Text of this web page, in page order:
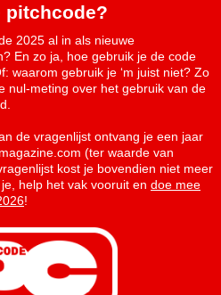
pitchcode?
2025 al in als nieuwe
En zo ja, hoe gebruik je de code
waarom gebruik je ‘m juist niet? Zo
nul-meting over het gebruik van de
de vragenlijst ontvang je een jaar
(ter waarde van
kost je bovendien niet meer
help het vak vooruit en doe mee
!